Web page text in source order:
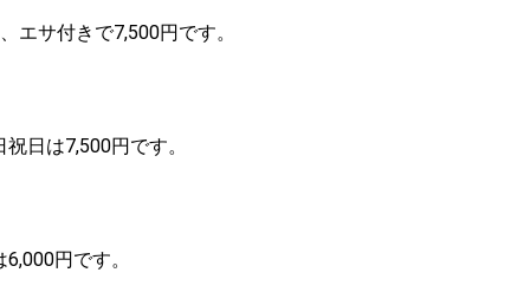
エサ付きで7,500円です。
日は7,500円です。
円です。